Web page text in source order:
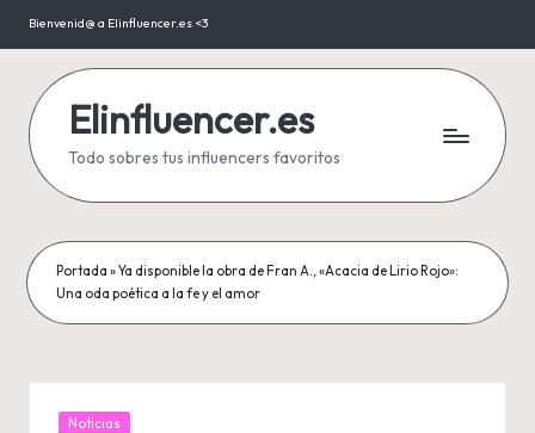
Saltar
contenido
Bienvenid@ a Elinfluencer.es <3
Elinfluencer.es
Todo sobres tus influencers favoritos
Portada »Ya disponible la obra de Fran A., «Acacia de Lirio Rojo»:
Una oda poética a la fe y el amor
Publicada
Noticias